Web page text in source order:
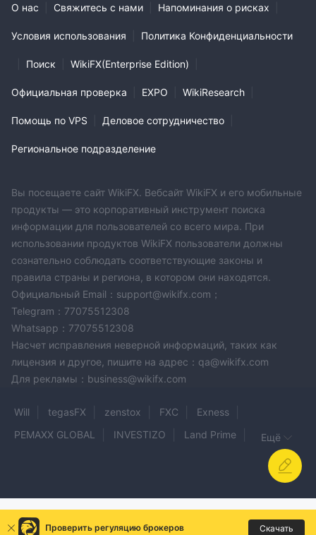
О нас Свяжитесь с нами Напоминания о рисках
Условия использования Политика Конфиденциальности
Поиск WikiFX(Enterprise Edition)
Официальная проверка EXPO WikiResearch
Помощь по VPS Деловое сотрудничество
Региональное подразделение
Вы посещаете сайт WikiFX. Вебсайт WikiFX и его мобильные
продукты — это корпоративный инструмент поиска
информации для пользователей со всего мира. При
использовании продуктов WikiFX пользователи должны
сознательно соблюдать соответствующие законы и
правила страны и региона, в котором они находятся.
Официальный Email：support@wikifx.com；
Telegram：77075512308
Whatsapp：77075512308
Насчет исправления неверной информаций, таких как
лицензия и другое, пишите на адрес：qa@wikifx.com
Для рекламы：business@wikifx.com
Will tegasFX zenstox FXC
Exness
PEMAXX GLOBAL
INVESTIZO
Land Prime
TRIDENT PRO FUTURES
Invevia
KYOLO MARKETS LIMITED
Duttfx Markets
Ещё
Проверить регуляцию брокеров Скачать